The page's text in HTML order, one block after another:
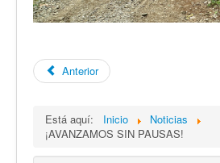
Anterior
Está aquí: Inicio
Noticias
¡AVANZAMOS SIN PAUSAS!